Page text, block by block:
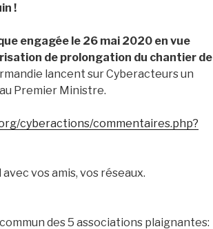
!
engagée le 26 mai 2020 en vue
de prolongation du chantier de
lancent sur Cyberacteurs un
Premier Ministre.
cyberactions/commentaires.php?
vos amis, vos réseaux.
des 5 associations plaignantes: